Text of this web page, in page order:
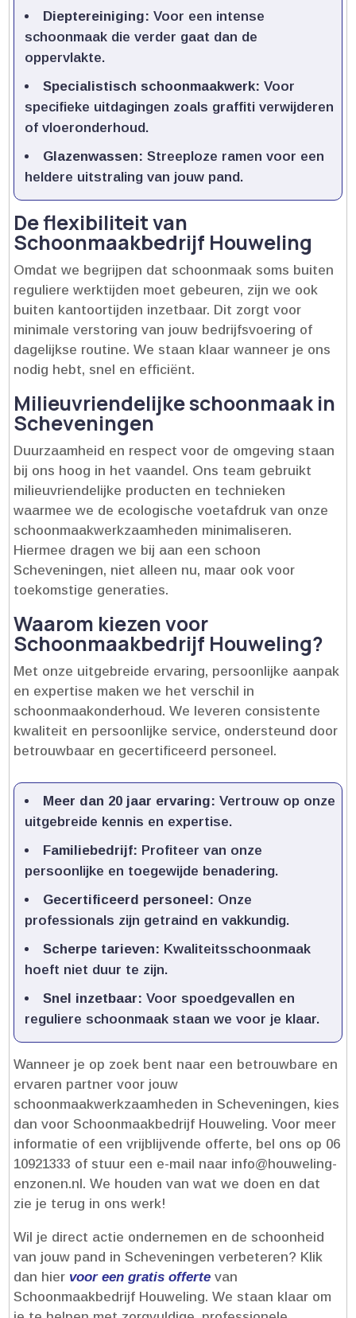
Dieptereiniging: Voor een intense
schoonmaak die verder gaat dan de
oppervlakte.​
Specialistisch schoonmaakwerk: Voor
specifieke uitdagingen zoals graffiti verwijderen
of vloeronderhoud.​
Glazenwassen: Streeploze ramen voor een
heldere uitstraling van jouw pand.​
De flexibiliteit van
Schoonmaakbedrijf Houweling
Omdat we begrijpen dat schoonmaak soms buiten
reguliere werktijden moet gebeuren, zijn we ook
buiten kantoortijden inzetbaar.​ Dit zorgt voor
minimale verstoring van jouw bedrijfsvoering of
dagelijkse routine.​ We staan klaar wanneer je ons
nodig hebt, snel en efficiënt.​
Milieuvriendelijke schoonmaak in
Scheveningen
Duurzaamheid en respect voor de omgeving staan
bij ons hoog in het vaandel.​ Ons team gebruikt
milieuvriendelijke producten en technieken
waarmee we de ecologische voetafdruk van onze
schoonmaakwerkzaamheden minimaliseren.​
Hiermee dragen we bij aan een schoon
Scheveningen, niet alleen nu, maar ook voor
toekomstige generaties.​
Waarom kiezen voor
Schoonmaakbedrijf Houweling?
Met onze uitgebreide ervaring, persoonlijke aanpak
en expertise maken we het verschil in
schoonmaakonderhoud.​ We leveren consistente
kwaliteit en persoonlijke service, ondersteund door
betrouwbaar en gecertificeerd personeel.​
Meer dan 20 jaar ervaring: Vertrouw op onze
uitgebreide kennis en expertise.​
Familiebedrijf: Profiteer van onze
persoonlijke en toegewijde benadering.​
Gecertificeerd personeel: Onze
professionals zijn getraind en vakkundig.​
Scherpe tarieven: Kwaliteitsschoonmaak
hoeft niet duur te zijn.​
Snel inzetbaar: Voor spoedgevallen en
reguliere schoonmaak staan we voor je klaar.​
Wanneer je op zoek bent naar een betrouwbare en
ervaren partner voor jouw
schoonmaakwerkzaamheden in Scheveningen, kies
dan voor Schoonmaakbedrijf Houweling.​ Voor meer
informatie of een vrijblijvende offerte, bel ons op 06
10921333 of stuur een e-mail naar info@houweling-
enzonen.​nl.​ We houden van wat we doen en dat
zie je terug in ons werk!
Wil je direct actie ondernemen en de schoonheid
van jouw pand in Scheveningen verbeteren? Klik
dan hier voor een gratis offerte van
Schoonmaakbedrijf Houweling.​ We staan klaar om